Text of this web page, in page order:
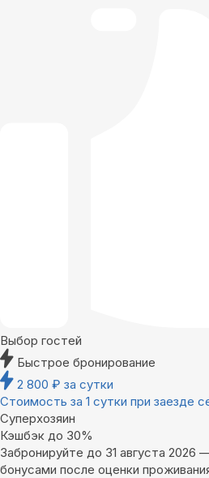
Выбор гостей
Быстрое бронирование
2 800 ₽ за сутки
Стоимость за 1 сутки при заезде
Суперхозяин
Кэшбэк до 30%
Забронируйте до 31 августа 2026
бонусами после оценки